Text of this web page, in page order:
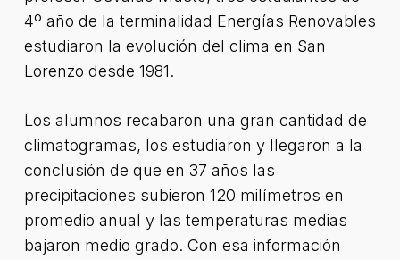
4º año de la terminalidad Energías Renovables
estudiaron la evolución del clima en San
Lorenzo desde 1981.
Los alumnos recabaron una gran cantidad de
climatogramas, los estudiaron y llegaron a la
conclusión de que en 37 años las
precipitaciones subieron 120 milímetros en
promedio anual y las temperaturas medias
bajaron medio grado. Con esa información